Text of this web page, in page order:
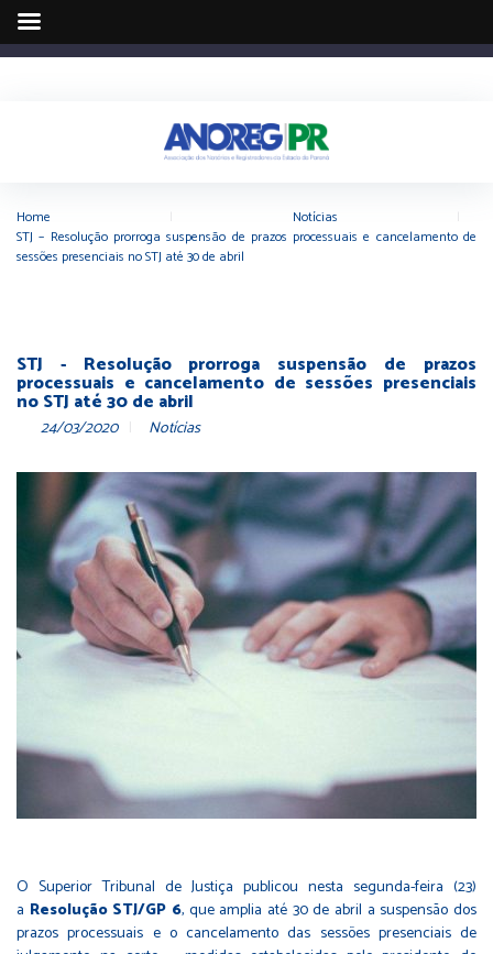
Home Notícias
STJ – Resolução prorroga suspensão de prazos processuais e cancelamento de
sessões presenciais no STJ até 30 de abril
STJ - Resolução prorroga suspensão de prazos
processuais e cancelamento de sessões presenciais
no STJ até 30 de abril
24/03/2020 Notícias
O Superior Tribunal de Justiça publicou nesta segunda-feira (23)
a Resolução STJ/GP 6, que amplia até 30 de abril a suspensão dos
prazos processuais e o cancelamento das sessões presenciais de